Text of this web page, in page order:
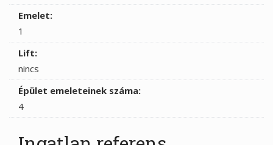
Emelet:
1
Lift:
nincs
Épület emeleteinek száma:
4